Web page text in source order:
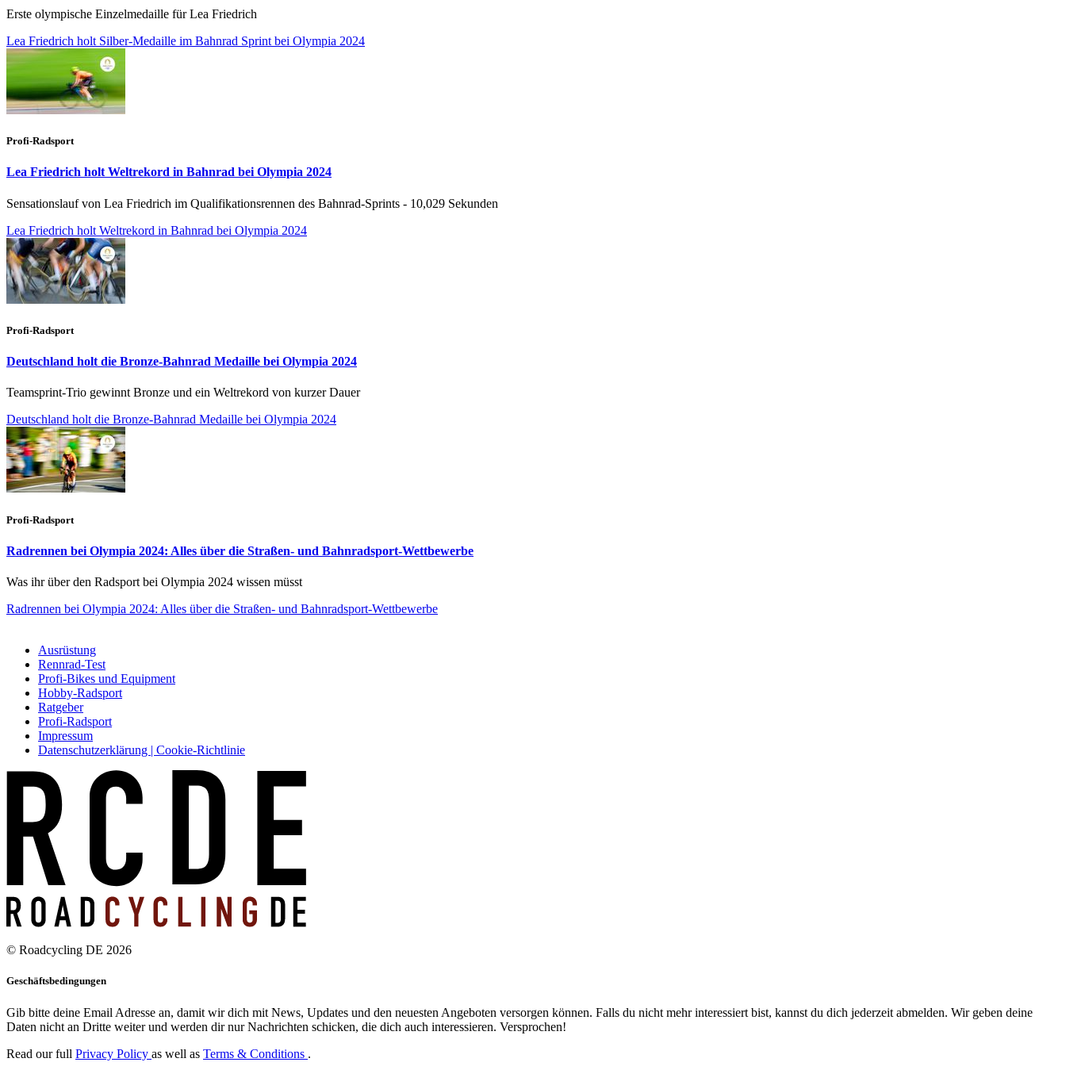
Erste olympische Einzelmedaille für Lea Friedrich
Lea Friedrich holt Silber-Medaille im Bahnrad Sprint bei Olympia 2024
Profi-Radsport
Lea Friedrich holt Weltrekord in Bahnrad bei Olympia 2024
Sensationslauf von Lea Friedrich im Qualifikationsrennen des Bahnrad-Sprints - 10,029 Sekunden
Lea Friedrich holt Weltrekord in Bahnrad bei Olympia 2024
Profi-Radsport
Deutschland holt die Bronze-Bahnrad Medaille bei Olympia 2024
Teamsprint-Trio gewinnt Bronze und ein Weltrekord von kurzer Dauer
Deutschland holt die Bronze-Bahnrad Medaille bei Olympia 2024
Profi-Radsport
Radrennen bei Olympia 2024: Alles über die Straßen- und Bahnradsport-Wettbewerbe
Was ihr über den Radsport bei Olympia 2024 wissen müsst
Radrennen bei Olympia 2024: Alles über die Straßen- und Bahnradsport-Wettbewerbe
Ausrüstung
Rennrad-Test
Profi-Bikes und Equipment
Hobby-Radsport
Ratgeber
Profi-Radsport
Impressum
Datenschutzerklärung | Cookie-Richtlinie
© Roadcycling DE 2026
Geschäftsbedingungen
Gib bitte deine Email Adresse an, damit wir dich mit News, Updates und den neuesten Angeboten versorgen können. Falls du nicht mehr interessiert bist, kannst du dich jederzeit abmelden. Wir geben deine
Daten nicht an Dritte weiter und werden dir nur Nachrichten schicken, die dich auch interessieren. Versprochen!
Read our full Privacy Policy as well as Terms & Conditions .